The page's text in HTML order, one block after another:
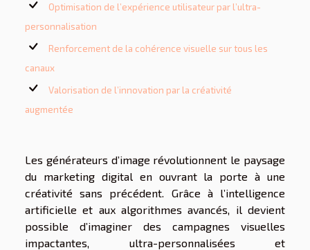
Optimisation de l’expérience utilisateur par l’ultra-
personnalisation
Renforcement de la cohérence visuelle sur tous les
canaux
Valorisation de l’innovation par la créativité
augmentée
Les générateurs d’image révolutionnent le paysage
du marketing digital en ouvrant la porte à une
créativité sans précédent. Grâce à l’intelligence
artificielle et aux algorithmes avancés, il devient
possible d’imaginer des campagnes visuelles
impactantes, ultra-personnalisées et